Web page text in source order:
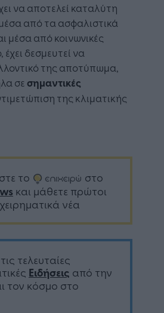
να αποτελεί καταλύτη
από τα ασφαλιστικά
μέσα από κοινωνικές
δεσμευτεί να
της αποτύπωμα,
σεσημαντικές
της κλιματικής
το στο
και μάθετε πρώτοι
νέα
τελευταίες
Ειδήσεις από την
τον κόσμο στο